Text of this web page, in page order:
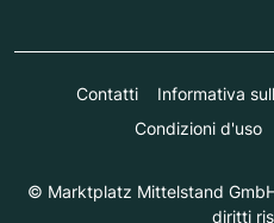
Contatti Informativa
Condizioni d'uso
© Marktplatz Mittelstand
diritti